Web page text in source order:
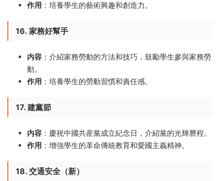
作用 ：培養學生的藝術興趣和創造力。
16. 家務好幫手
内容 ：介紹家務勞動的方法和技巧，鼓勵學生參與家務勞
動。
作用 ：培養學生的勞動習慣和責任感。
17. 建黨節
内容 ：慶祝中國共産黨成立紀念日，介紹黨的光輝曆程。
作用 ：增強學生的革命傳統教育和愛國主義精神。
18. 交通安全（新）